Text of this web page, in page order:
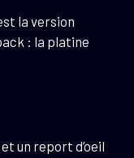
la version
: la platine
un report d’oeil